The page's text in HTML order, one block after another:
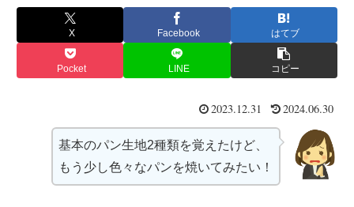
X Facebook はてブ
Pocket LINE コピー
2023.12.31 2024.06.30
基本のパン生地2種類を覚えたけど、
もう少し色々なパンを焼いてみたい！